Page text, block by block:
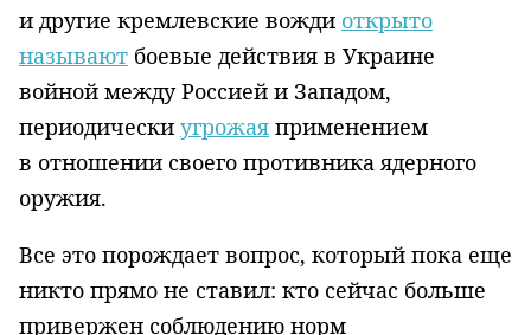
и другие кремлевские вожди открыто
называют боевые действия в Украине
войной между Россией и Западом,
периодически угрожая применением
в отношении своего противника ядерного
оружия.
Все это порождает вопрос, который пока еще
никто прямо не ставил: кто сейчас больше
привержен соблюдению норм